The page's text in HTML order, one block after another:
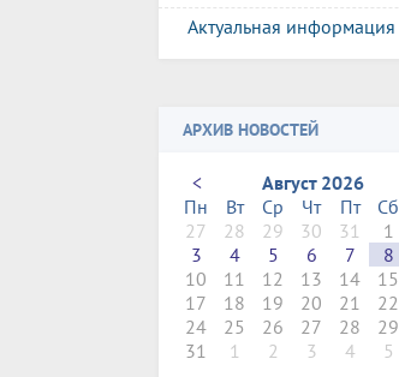
Актуальная информация
АРХИВ НОВОСТЕЙ
<
Август 2026
Пн
Вт Ср Чт Пт Сб
27
28 29 30 31 1
3
4 5 6 7 8
10
11 12 13 14 15
17
18 19 20 21 22
24
25 26 27 28 29
31
1 2 3 4 5